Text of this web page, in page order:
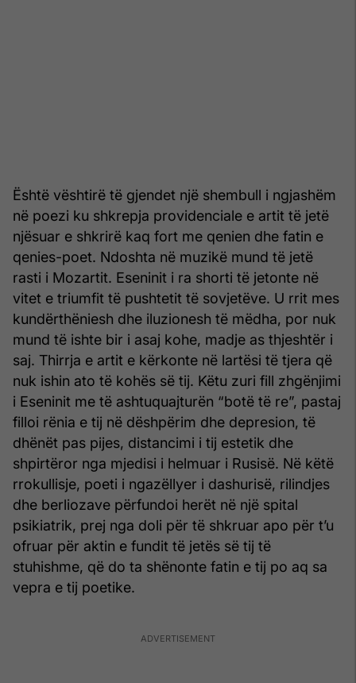
Është vështirë të gjendet një shembull i ngjashëm
në poezi ku shkrepja providenciale e artit të jetë
njësuar e shkrirë kaq fort me qenien dhe fatin e
qenies-poet. Ndoshta në muzikë mund të jetë
rasti i Mozartit. Eseninit i ra shorti të jetonte në
vitet e triumfit të pushtetit të sovjetëve. U rrit mes
kundërthëniesh dhe iluzionesh të mëdha, por nuk
mund të ishte bir i asaj kohe, madje as thjeshtër i
saj. Thirrja e artit e kërkonte në lartësi të tjera që
nuk ishin ato të kohës së tij. Këtu zuri fill zhgënjimi
i Eseninit me të ashtuquajturën “botë të re”, pastaj
filloi rënia e tij në dëshpërim dhe depresion, të
dhënët pas pijes, distancimi i tij estetik dhe
shpirtëror nga mjedisi i helmuar i Rusisë. Në këtë
rrokullisje, poeti i ngazëllyer i dashurisë, rilindjes
dhe berliozave përfundoi herët në një spital
psikiatrik, prej nga doli për të shkruar apo për t’u
ofruar për aktin e fundit të jetës së tij të
stuhishme, që do ta shënonte fatin e tij po aq sa
vepra e tij poetike.